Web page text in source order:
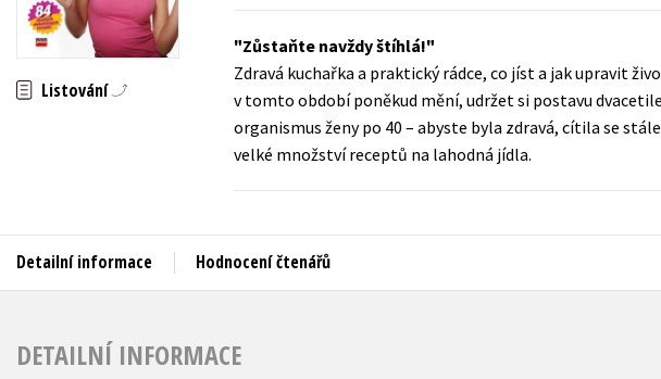
Auto - moto
Beletrie pro děti
Beletrie pro dospělé
Jazyky
Kalendáře
Kariéra a osobní rozvoj
Komiks
Populárně -
Předškoláci
Příroda a zahrada
Všechny tituly
Listování
Zůstaňte navždy štíhlá!
Zdravá kuchařka a praktický rádce, co jíst a jak upravit
v tomto období poněkud mění, udržet si postavu
organismus ženy po 40 – abyste byla zdravá, cítila se
velké množství receptů na lahodná jídla.
Detailní informace Hodnocení čtenářů
DETAILNÍ INFORMACE